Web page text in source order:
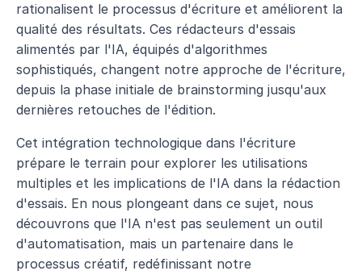
rationalisent le processus d'écriture et améliorent la
qualité des résultats. Ces rédacteurs d'essais
alimentés par l'IA, équipés d'algorithmes
sophistiqués, changent notre approche de l'écriture,
depuis la phase initiale de brainstorming jusqu'aux
dernières retouches de l'édition.
Cet intégration technologique dans l'écriture
prépare le terrain pour explorer les utilisations
multiples et les implications de l'IA dans la rédaction
d'essais. En nous plongeant dans ce sujet, nous
découvrons que l'IA n'est pas seulement un outil
d'automatisation, mais un partenaire dans le
processus créatif, redéfinissant notre